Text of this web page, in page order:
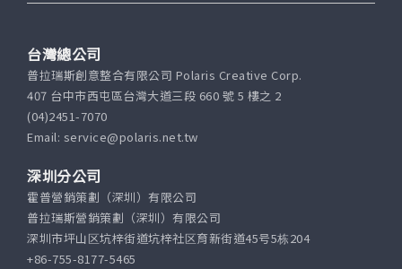
台灣總公司
普拉瑞斯創意整合有限公司 Polaris Creative Corp.
407 台中市西屯區台灣大道三段 660 號 5 樓之 2
(04)2451-7070
Email: service@polaris.net.tw
深圳分公司
霍普營銷策劃（深圳）有限公司
普拉瑞斯營銷策劃（深圳）有限公司
深圳市坪山区坑梓街道坑梓社区育新街道45号5栋204
+86-755-8177-5465